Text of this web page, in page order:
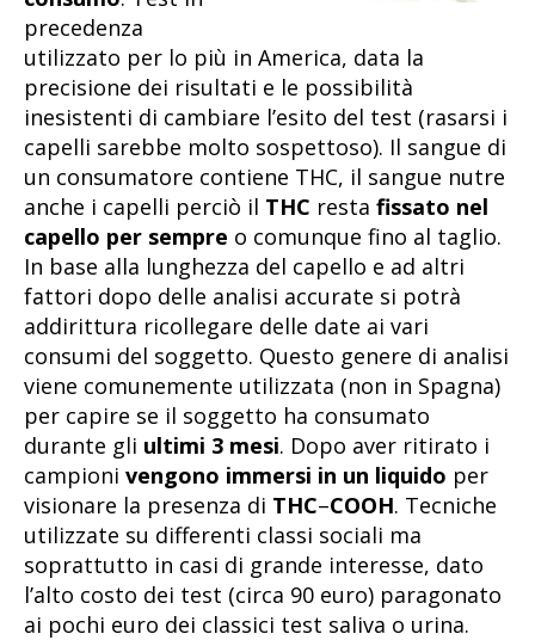
precedenza
utilizzato per lo più in America, data la
precisione dei risultati e le possibilità
inesistenti di cambiare l’esito del test (rasarsi i
capelli sarebbe molto sospettoso). Il sangue di
un consumatore contiene THC, il sangue nutre
anche i capelli perciò il THC resta fissato nel
capello per sempre o comunque fino al taglio.
In base alla lunghezza del capello e ad altri
fattori dopo delle analisi accurate si potrà
addirittura ricollegare delle date ai vari
consumi del soggetto. Questo genere di analisi
viene comunemente utilizzata (non in Spagna)
per capire se il soggetto ha consumato
durante gli ultimi 3 mesi. Dopo aver ritirato i
campioni vengono immersi in un liquido per
visionare la presenza di THC–COOH. Tecniche
utilizzate su differenti classi sociali ma
soprattutto in casi di grande interesse, dato
l’alto costo dei test (circa 90 euro) paragonato
ai pochi euro dei classici test saliva o urina.